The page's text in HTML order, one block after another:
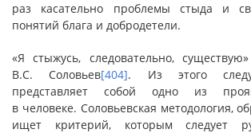
раз касательно проблемы стыда и
понятий блага и добродетели.
«Я стыжусь, следовательно,
В.С. Соловьев[404]. Из этого
представляет собой одно из
в человеке. Соловьевская методология,
ищет критерий, которым следует